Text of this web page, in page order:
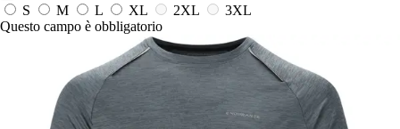
S M L XL 2XL
3XL
Questo campo è obbligatorio